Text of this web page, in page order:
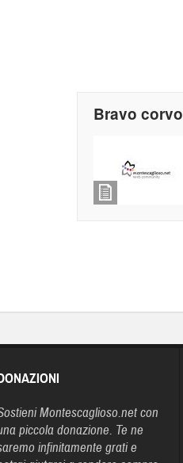
Bravo corvo
Montescaglioso.net con
piccola donazione. Te ne
infinitamente grati e